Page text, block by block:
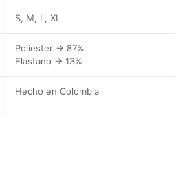
S, M, L, XL
Poliester → 87%
Elastano → 13%
Hecho en Colombia